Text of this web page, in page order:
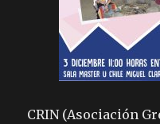
CRIN (Asociación